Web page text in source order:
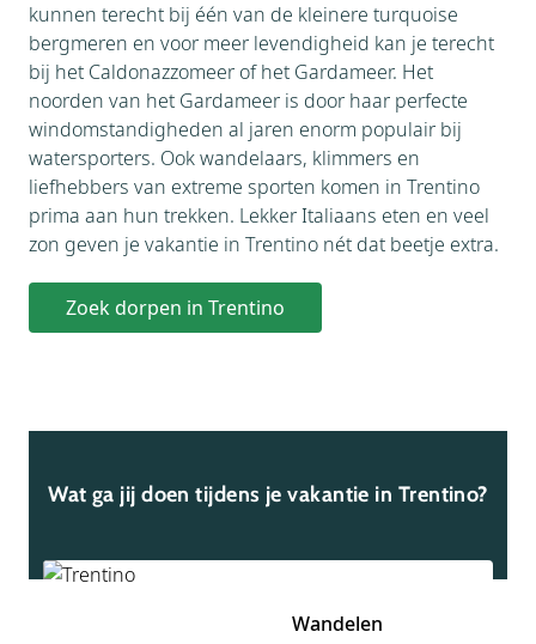
kunnen terecht bij één van de kleinere turquoise
bergmeren en voor meer levendigheid kan je terecht
bij het Caldonazzomeer of het Gardameer. Het
noorden van het Gardameer is door haar perfecte
windomstandigheden al jaren enorm populair bij
watersporters. Ook wandelaars, klimmers en
liefhebbers van extreme sporten komen in Trentino
prima aan hun trekken. Lekker Italiaans eten en veel
zon geven je vakantie in Trentino nét dat beetje extra.
Zoek dorpen in Trentino
Wat ga jij doen tijdens je vakantie in Trentino?
Wandelen